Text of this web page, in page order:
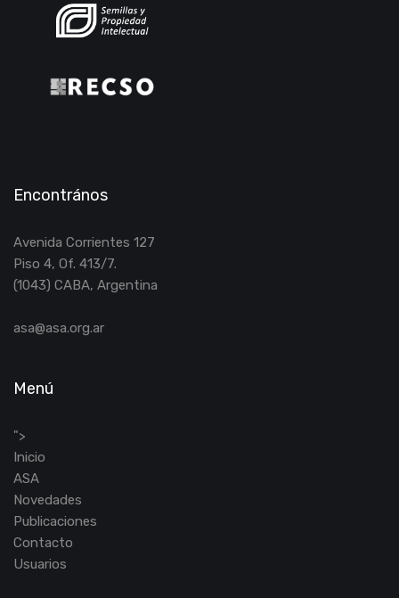
Encontrános
Avenida Corrientes 127
Piso 4, Of. 413/7.
(1043) CABA, Argentina
asa@asa.org.ar
Menú
">
Inicio
ASA
Novedades
Publicaciones
Contacto
Usuarios